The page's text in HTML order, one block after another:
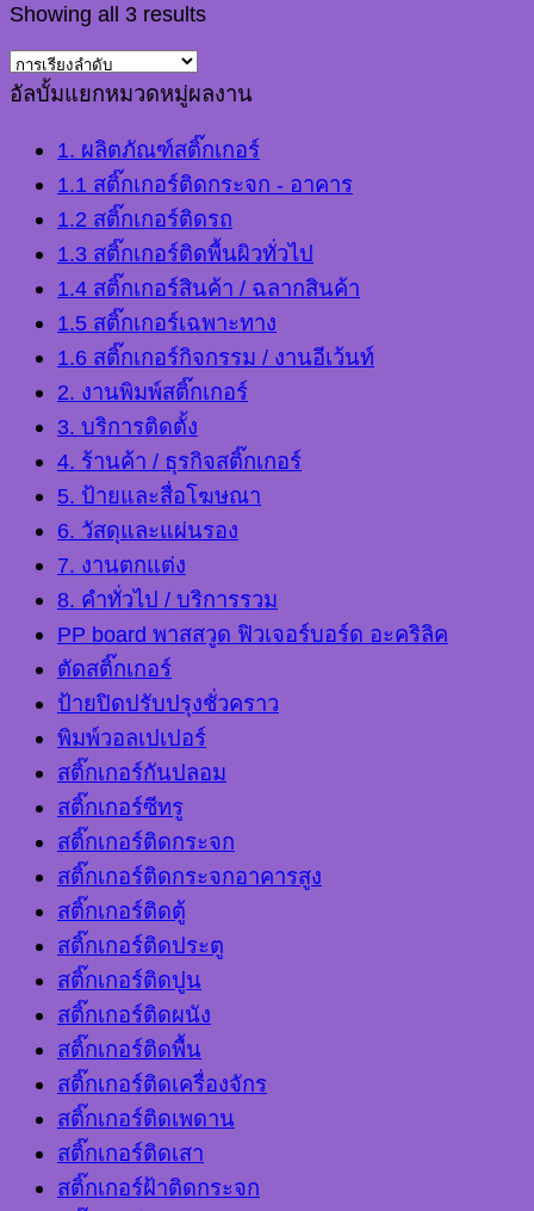
Showing all 3 results
อัลบั้มแยกหมวดหมู่ผลงาน
1. ผลิตภัณฑ์สติ๊กเกอร์
1.1 สติ๊กเกอร์ติดกระจก - อาคาร
1.2 สติ๊กเกอร์ติดรถ
1.3 สติ๊กเกอร์ติดพื้นผิวทั่วไป
1.4 สติ๊กเกอร์สินค้า / ฉลากสินค้า
1.5 สติ๊กเกอร์เฉพาะทาง
1.6 สติ๊กเกอร์กิจกรรม / งานอีเว้นท์
2. งานพิมพ์สติ๊กเกอร์
3. บริการติดตั้ง
4. ร้านค้า / ธุรกิจสติ๊กเกอร์
5. ป้ายและสื่อโฆษณา
6. วัสดุและแผ่นรอง
7. งานตกแต่ง
8. คำทั่วไป / บริการรวม
PP board พาสสวูด ฟิวเจอร์บอร์ด อะคริลิค
ตัดสติ๊กเกอร์
ป้ายปิดปรับปรุงชั่วคราว
พิมพ์วอลเปเปอร์
สติ๊กเกอร์กันปลอม
สติ๊กเกอร์ซีทรู
สติ๊กเกอร์ติดกระจก
สติ๊กเกอร์ติดกระจกอาคารสูง
สติ๊กเกอร์ติดตู้
สติ๊กเกอร์ติดประตู
สติ๊กเกอร์ติดปูน
สติ๊กเกอร์ติดผนัง
สติ๊กเกอร์ติดพื้น
สติ๊กเกอร์ติดเครื่องจักร
สติ๊กเกอร์ติดเพดาน
สติ๊กเกอร์ติดเสา
สติ๊กเกอร์ฝ้าติดกระจก